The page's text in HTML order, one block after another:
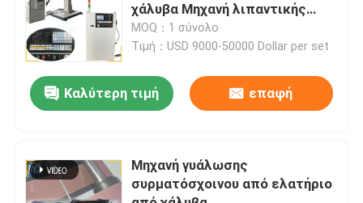
Ειδήσεις
Υποθέσεις
Μηχανή γυάλωσης δεξαμενών
χάλυβα Μηχανή λιπαντικής
γυάλωσης 6 - 12m2/h
MOQ：1 σύνολο
Τιμή：USD 9000-50000 Dollar per set
Καλύτερη τιμή επαφή
Μηχανή γυάλωσης
συρματόσχοινου από ελατήριο